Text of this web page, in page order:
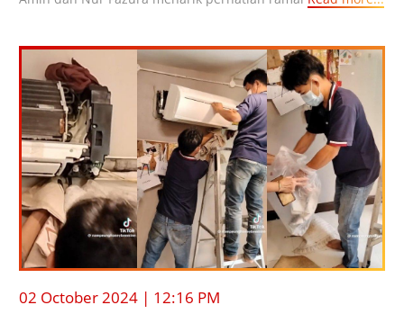
02 October 2024 | 12:16 PM